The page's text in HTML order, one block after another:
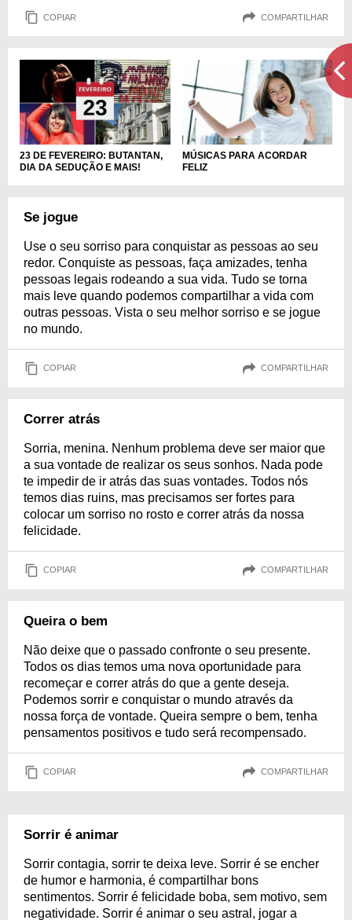
COPIAR COMPARTILHAR
23 DE FEVEREIRO: BUTANTAN,
DIA DA SEDUÇÃO E MAIS!
MÚSICAS PARA ACORDAR
FELIZ
Se jogue
Use o seu sorriso para conquistar as pessoas ao seu
redor. Conquiste as pessoas, faça amizades, tenha
pessoas legais rodeando a sua vida. Tudo se torna
mais leve quando podemos compartilhar a vida com
outras pessoas. Vista o seu melhor sorriso e se jogue
no mundo.
COPIAR COMPARTILHAR
Correr atrás
Sorria, menina. Nenhum problema deve ser maior que
a sua vontade de realizar os seus sonhos. Nada pode
te impedir de ir atrás das suas vontades. Todos nós
temos dias ruins, mas precisamos ser fortes para
colocar um sorriso no rosto e correr atrás da nossa
felicidade.
COPIAR COMPARTILHAR
Queira o bem
Não deixe que o passado confronte o seu presente.
Todos os dias temos uma nova oportunidade para
recomeçar e correr atrás do que a gente deseja.
Podemos sorrir e conquistar o mundo através da
nossa força de vontade. Queira sempre o bem, tenha
pensamentos positivos e tudo será recompensado.
COPIAR COMPARTILHAR
Sorrir é animar
Sorrir contagia, sorrir te deixa leve. Sorrir é se encher
de humor e harmonia, é compartilhar bons
sentimentos. Sorrir é felicidade boba, sem motivo, sem
negatividade. Sorrir é animar o seu astral, jogar a